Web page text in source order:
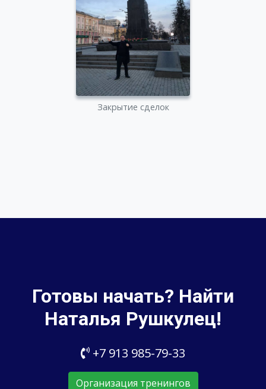
Закрытие сделок
Готовы начать? Найти
Наталья Рушкулец!
+7 913 985-79-33
Организация тренингов